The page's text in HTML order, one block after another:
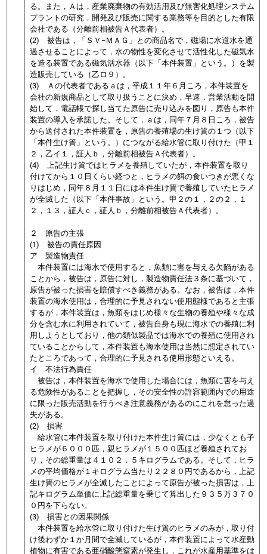
る。また，Ａは，産業廃棄物の有効活用及び無害化処理システム
プラントの研究，開発及び販売に関する業務等を目的とした有限
会社である（分離前相被告Ａ代表者）。
(2) 被告は，「ＳＶ−ＭＡＧ」との商品名で，磁場に水道水を通
過させることによって，水の物性を変化させて活性化した磁気水
を造る装置である磁気活水器 （以下「本件装置」という。）を製
造販売している（乙ロ９）。
(3) Ａの代表者であるａは，平成１１年６月ころ，本件装置を
会社の新規商品として取り扱うことに決め，早速，営業活動を開
始して，電話帳で探し当てた原告に売り込みを図り，原告も本件
装置の導入を承諾した。そして，ａは，同年７月８日ころ，被告
から送付された本件装置を，原告の養殖場の生け簀の１つ（以下
「本件生け簀」という。）につながる給水管に取り付けた（甲１
２，乙イ１，証人ｂ，分離前相被告Ａ代表者）。
(4) 上記生け簀ではヒラメを養殖していたが，本件装置を取り
付けてから１０日くらい経つと，ヒラメの餌の食いつきが悪くな
りはじめ，同年８月１１日には本件生け簀で養殖していたヒラメ
が全滅した （以下「本件事故」という。甲２の１，２の２，１
２，１３，証人ｃ，証人ｂ，分離前相被告Ａ代表者）。
２ 原告の主張
(1) 被告の責任原因
ア 製造物責任
本件装置には海水で使用すると，魚類に害を与える欠陥がある
ことから，被告は，原告に対し，製造物責任法３条に基づいて，
原告が被った損害を賠償すべき義務がある。なお，被告は，本件
装置の海水使用は，合理的に予見されない使用態様であると主張
するが，本件装置は，魚類をはじめ様々な生物の養殖や様々な成
分を含む水に利用されていて，被告自身も現に海水での養殖に利
用しようとしており，他の類似製品では海水での養殖に使用され
ていることからして，本件装置も海水使用は当然に想定されてい
たところであって，合理的に予見される使用形態といえる。
イ 不法行為責任
被告は，本件装置を海水で使用した場合には，魚類に害を与え
る危険性があることを把握し，その安全性の許容範囲内での用途
に限った販売活動を行うべき注意義務があるのにこれを怠った過
失がある。
(2) 損害
給水管に本件装置を取り付けた本件生け簀には，少なくとも子
ヒラメが６０００匹，親ヒラメが１５００匹ほど養殖されてお
り，その総重量は４１０２．５キログラムである。そして，ヒラ
メの平均価格が１キログラム当たり２２８０円であるから，上記
生け簀のヒラメが全滅したことによって原告が被った損害は，上
記キログラム単価に上記総重量を乗じて算出した９３５万３７０
０円を下らない。
(3) 損害との因果関係
本件装置を給水管に取り付けた生け簀のヒラメのみが，取り付
け後わずか１か月間で全滅しているが，本件装置によって水産動
植物に有害である亜硝酸態窒素が発生し，これが水産用基準をは